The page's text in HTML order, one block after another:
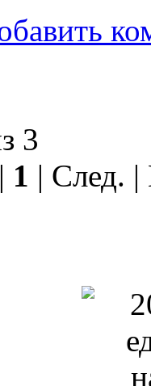
3
1 | След.